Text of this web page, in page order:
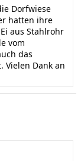
Dorfwiese
hatten ihre
aus Stahlrohr
vom
das
Vielen Dank an